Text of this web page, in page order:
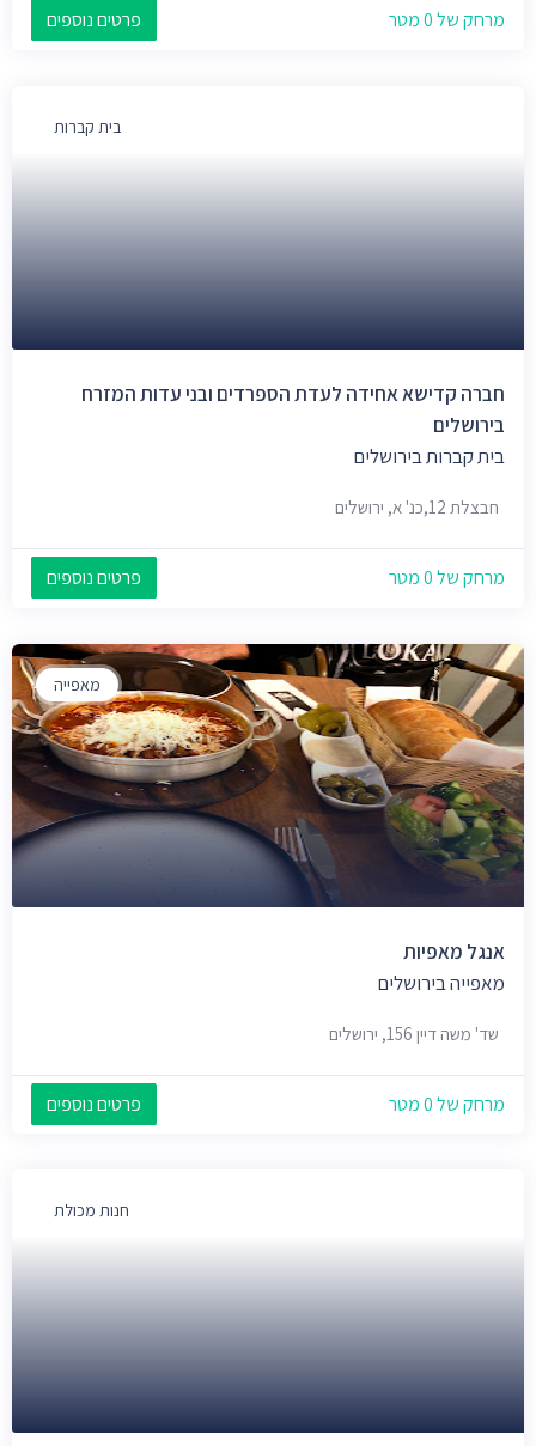
מרחק של 0 מטר פרטים נוספים
בית קברות
חברה קדישא אחידה לעדת הספרדים ובני עדות המזרח
בירושלים
בית קברות בירושלים
חבצלת 12,כנ' א, ירושלים
מרחק של 0 מטר פרטים נוספים
מאפייה
אנגל מאפיות
מאפייה בירושלים
שד' משה דיין 156, ירושלים
מרחק של 0 מטר פרטים נוספים
חנות מכולת